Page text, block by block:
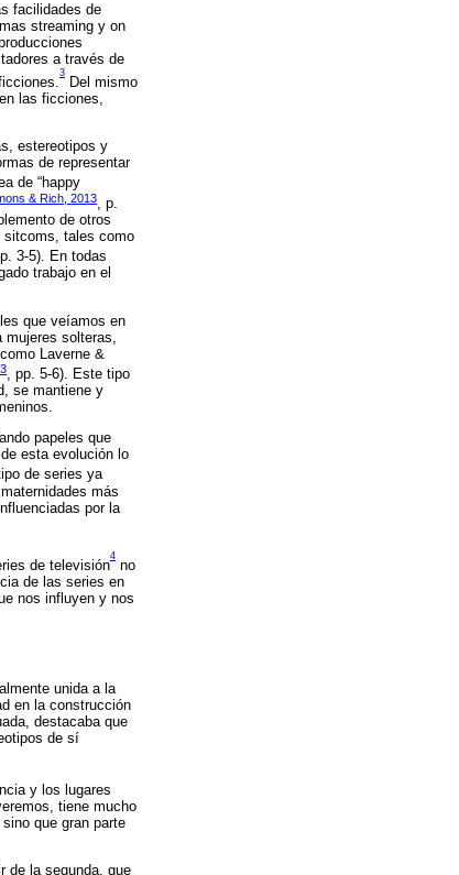
facilidades de
streaming y on
a través de
3
Del mismo
las ficciones,
estereotipos y
de representar
de “happy
& Rich, 2013, p.
de otros
sitcoms, tales como
3-5). En todas
trabajo en el
que veíamos en
solteras,
Laverne &
, pp. 5-6). Este tipo
se mantiene y
papeles que
esta evolución lo
de series ya
más
por la
de televisión
4
no
de las series en
nos influyen y nos
unida a la
en la construcción
destacaba que
de sí
y los lugares
tiene mucho
que gran parte
de la segunda, que